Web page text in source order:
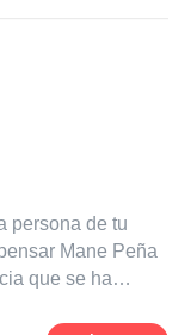
persona de tu
Mane Peña
que se ha